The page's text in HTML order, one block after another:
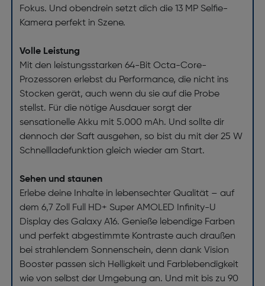
Fokus. Und obendrein setzt dich die 13 MP Selfie-
Kamera perfekt in Szene.
Volle Leistung
Mit den leistungsstarken 64-Bit Octa-Core-
Prozessoren erlebst du Performance, die nicht ins
Stocken gerät, auch wenn du sie auf die Probe
stellst. Für die nötige Ausdauer sorgt der
sensationelle Akku mit 5.000 mAh. Und sollte dir
dennoch der Saft ausgehen, so bist du mit der 25 W
Schnellladefunktion gleich wieder am Start.
Sehen und staunen
Erlebe deine Inhalte in lebensechter Qualität – auf
dem 6,7 Zoll Full HD+ Super AMOLED Infinity-U
Display des Galaxy A16. Genieße lebendige Farben
und perfekt abgestimmte Kontraste auch draußen
bei strahlendem Sonnenschein, denn dank Vision
Booster passen sich Helligkeit und Farblebendigkeit
wie von selbst der Umgebung an. Und mit bis zu 90